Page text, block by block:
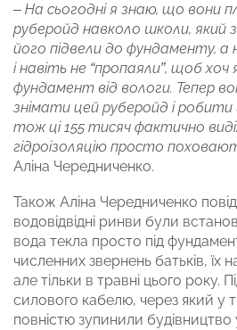
– На сьогодні я знаю, що вони
руберойд навколо школи, який
його підвели до фундаменту,
і навіть не “пропаяли”, щоб
фундамент від вологи. Тепер
знімати цей руберойд і робити
тож ці 155 тисяч фактично
гідроізоляцію просто
Аліна Чередниченко.
Також Аліна Чередниченко
водовідвідні ринви були
вода текла просто під
численних звернень батьків, їх
але тільки в травні цього року.
силового кабелю, через який у
повністю зупинили